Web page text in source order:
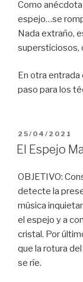
Como
espejo…se
Nada extraño,
supersticiosos,
En otra entrada
paso para los
PUBLICADO
EL
25/04/2021
El Espejo
OBJETIVO:
detecte la
música
el espejo y a
cristal. Por
que la rotura
se ríe.